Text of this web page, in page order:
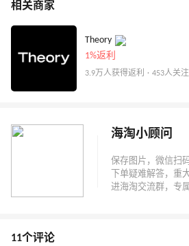
相关商家
Theory
1%返利
3.9万人获得返利 · 453人关注
海淘小顾问
11个评论